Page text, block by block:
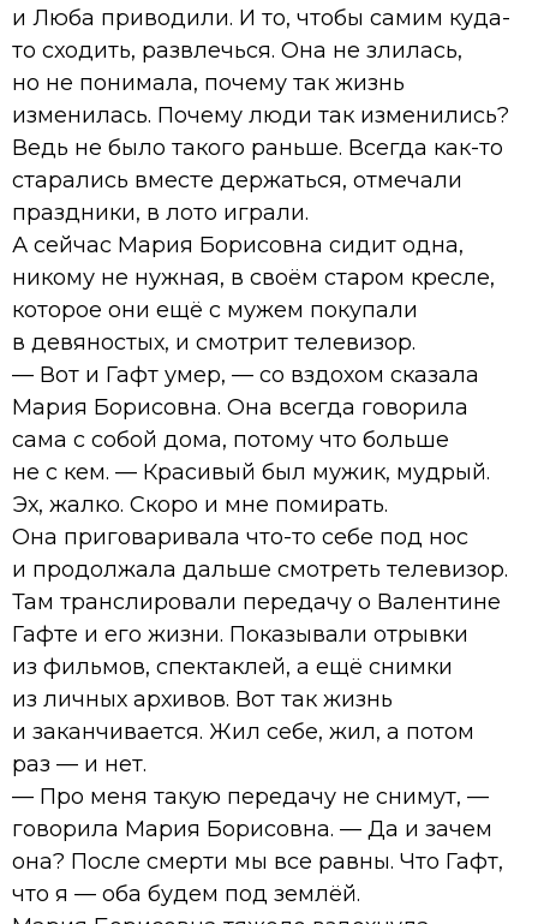
и Люба приводили. И то, чтобы самим куда-
то сходить, развлечься. Она не злилась,
но не понимала, почему так жизнь
изменилась. Почему люди так изменились?
Ведь не было такого раньше. Всегда как-то
старались вместе держаться, отмечали
праздники, в лото играли.
А сейчас Мария Борисовна сидит одна,
никому не нужная, в своём старом кресле,
которое они ещё с мужем покупали
в девяностых, и смотрит телевизор.
— Вот и Гафт умер, — со вздохом сказала
Мария Борисовна. Она всегда говорила
сама с собой дома, потому что больше
не с кем. — Красивый был мужик, мудрый.
Эх, жалко. Скоро и мне помирать.
Она приговаривала что-то себе под нос
и продолжала дальше смотреть телевизор.
Там транслировали передачу о Валентине
Гафте и его жизни. Показывали отрывки
из фильмов, спектаклей, а ещё снимки
из личных архивов. Вот так жизнь
и заканчивается. Жил себе, жил, а потом
раз — и нет.
— Про меня такую передачу не снимут, —
говорила Мария Борисовна. — Да и зачем
она? После смерти мы все равны. Что Гафт,
что я — оба будем под землёй.